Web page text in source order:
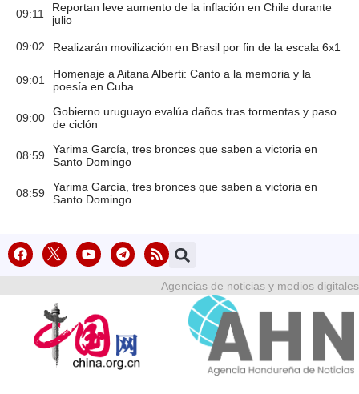
09:11
Reportan leve aumento de la inflación en Chile durante
julio
09:02 Realizarán movilización en Brasil por fin de la escala 6x1
09:01
Homenaje a Aitana Alberti: Canto a la memoria y la
poesía en Cuba
09:00
Gobierno uruguayo evalúa daños tras tormentas y paso
de ciclón
08:59
Yarima García, tres bronces que saben a victoria en
Santo Domingo
08:59
Yarima García, tres bronces que saben a victoria en
Santo Domingo
Agencias de noticias y medios digitales